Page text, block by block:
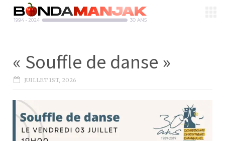
« Souffle de danse »
JUILLET 1ST, 2026